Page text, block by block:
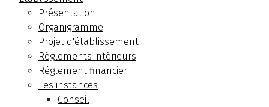
Présentation
Organigramme
Projet d'établissement
Réglements intérieurs
Réglement financier
Les instances
Conseil